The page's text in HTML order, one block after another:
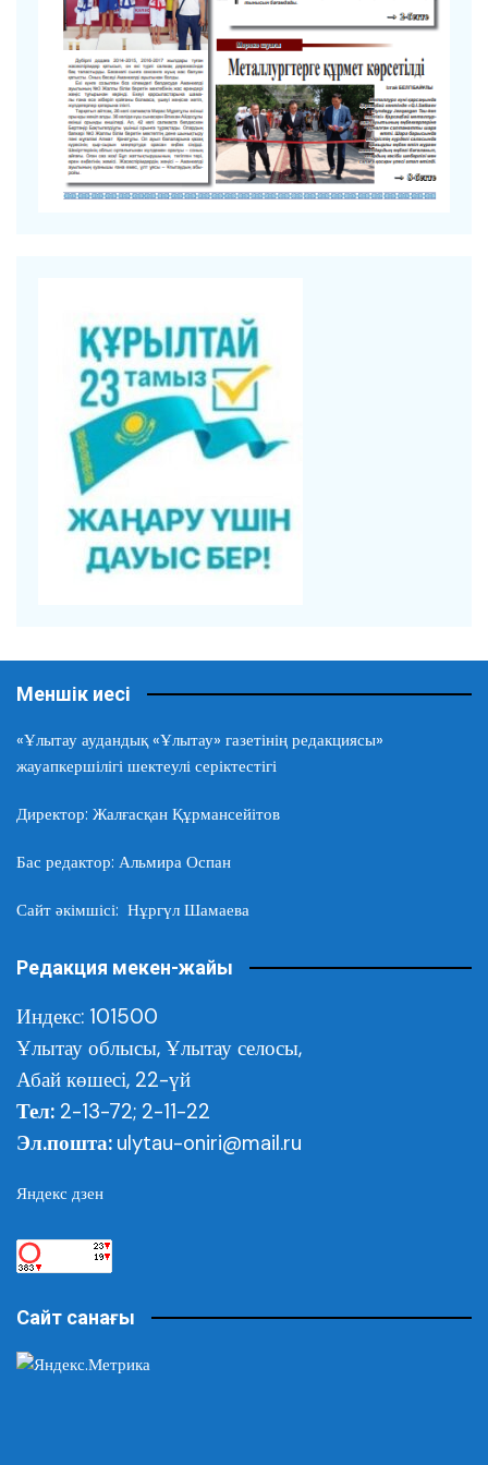
Меншік иесі
«Ұлытау аудандық «Ұлытау» газетінің редакциясы»
жауапкершілігі шектеулі серіктестігі
Директор: Жалғасқан Құрмансейітов
Бас редактор: Альмира Оспан
Сайт әкімшісі: Нұргүл Шамаева
Редакция мекен-жайы
Индекс: 101500
Ұлытау облысы, Ұлытау селосы,
Абай көшесі, 22-үй
Тел: 2-13-72; 2-11-22
Эл.пошта: ulytau-oniri@mail.ru
Яндекс дзен
Сайт санағы